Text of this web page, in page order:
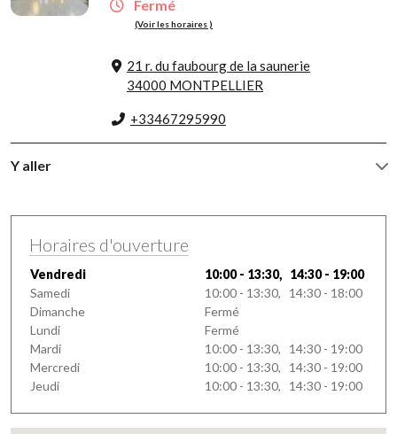
Fermé
(Voir les horaires )
21 r. du faubourg de la saunerie
34000 MONTPELLIER
+33467295990
Y aller
Horaires d'ouverture
Vendredi
10:00 - 13:30, 14:30 - 19:00
Samedi
10:00 - 13:30, 14:30 - 18:00
Dimanche
Fermé
Lundi
Fermé
Mardi
10:00 - 13:30, 14:30 - 19:00
Mercredi
10:00 - 13:30, 14:30 - 19:00
Jeudi
10:00 - 13:30, 14:30 - 19:00